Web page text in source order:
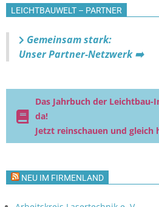
LEICHTBAUWELT – PARTNER
Gemeinsam stark:
Unser Partner-Netzwerk ➡️
Das Jahrbuch der
da!
Jetzt reinschauen und gleich
NEU IM FIRMENLAND